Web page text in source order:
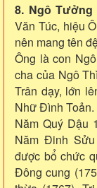
8. Ngô Tưởng
Văn Túc, hiệu
nên mang tên
Ông là con
cha của Ngô
Trân dạy, lớn
Nhữ Đình Toản.
Năm Quý Dậu
Năm Đinh
được bổ chức
Đông cung